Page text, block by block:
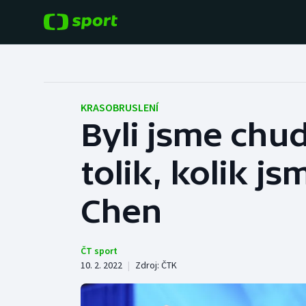
Hokej
Tenis
Atletika
Baseball a softbal
Basketbal
KRASOBRUSLENÍ
Byli jsme
tolik, kolik
Chen
ČT sport
10. 2. 2022 | Zdroj: ČTK